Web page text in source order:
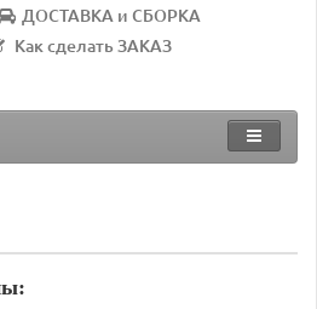
ДОСТАВКА и СБОРКА
Как сделать ЗАКАЗ